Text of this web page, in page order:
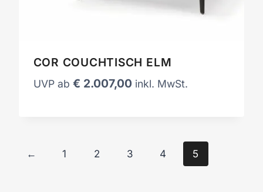
COR COUCHTISCH ELM
UVP ab € 2.007,00 inkl. MwSt.
← 1 2 3 4 5